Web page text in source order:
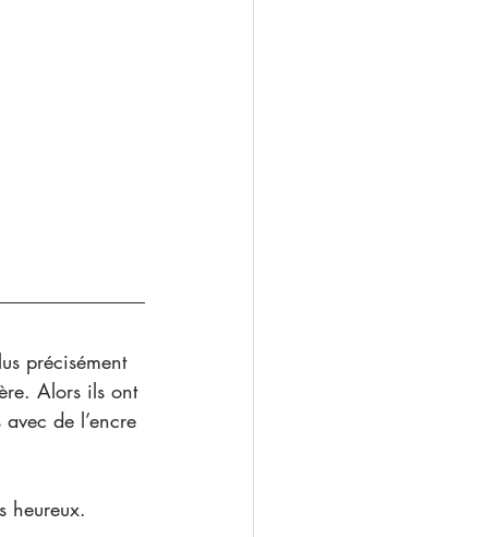
précisément
Alors ils ont
de l’encre
heureux.